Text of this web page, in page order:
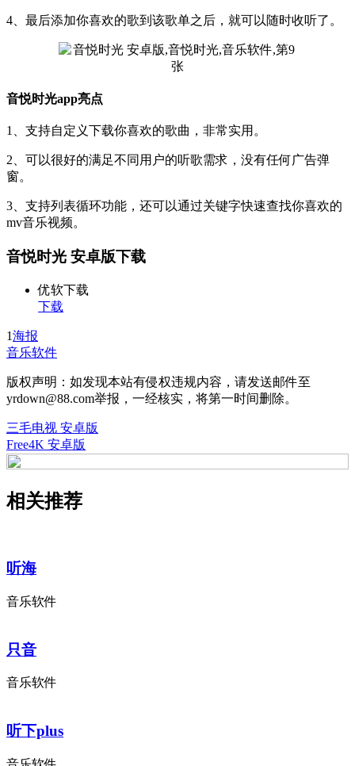
4、最后添加你喜欢的歌到该歌单之后，就可以随时收听了。
音悦时光app亮点
1、支持自定义下载你喜欢的歌曲，非常实用。
2、可以很好的满足不同用户的听歌需求，没有任何广告弹
窗。
3、支持列表循环功能，还可以通过关键字快速查找你喜欢的
mv音乐视频。
音悦时光 安卓版下载
优软下载
下载
1海报
音乐软件
版权声明：如发现本站有侵权违规内容，请发送邮件至
yrdown@88.com举报，一经核实，将第一时间删除。
三毛电视 安卓版
Free4K 安卓版
相关推荐
听海
音乐软件
只音
音乐软件
听下plus